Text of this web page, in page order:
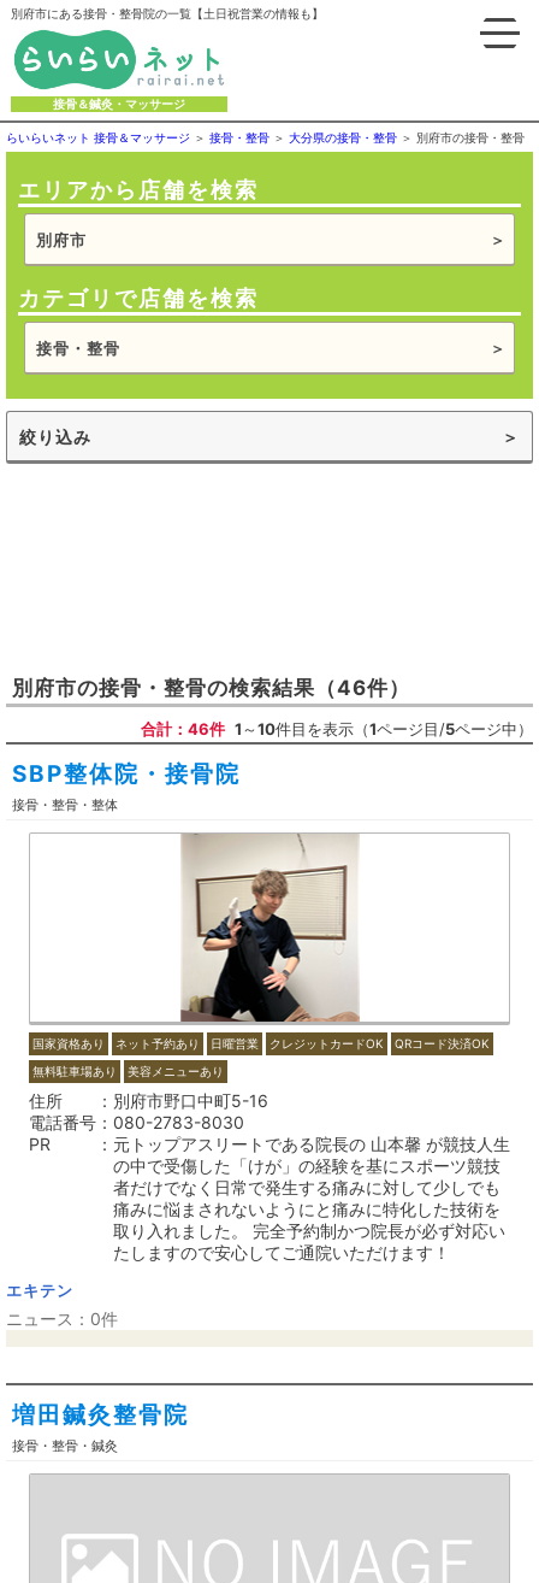
別府市にある接骨・整骨院の一覧【土日祝営業の情報も】
接骨＆鍼灸・マッサージ
らいらいネット 接骨＆マッサージ 接骨・整骨 大分県の接骨・整骨 別府市の接骨・整骨
エリアから店舗を検索
別府市
カテゴリで店舗を検索
接骨・整骨
絞り込み
別府市の接骨・整骨の検索結果 （46件）
合計：46件 1～10件目を表示（1ページ目/5ページ中）
SBP整体院・接骨院
接骨・整骨・整体
国家資格あり ネット予約あり 日曜営業 クレジットカードOK
QRコード決済OK
無料駐車場あり
美容メニューあり
住所
別府市野口中町5-16
電話番号
080-2783-8030
PR
元トップアスリートである院長の 山本馨 が競技人生
の中で受傷した「けが」の経験を基にスポーツ競技
者だけでなく日常で発生する痛みに対して少しでも
痛みに悩まされないようにと痛みに特化した技術を
取り入れました。 完全予約制かつ院長が必ず対応い
たしますので安心してご通院いただけます！
エキテン
ニュース：0件
増田鍼灸整骨院
接骨・整骨・鍼灸